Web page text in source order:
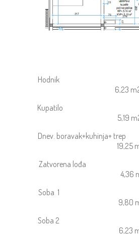
6,23
5,19
Dnev.
19,25
Zatvorena
4,36
9,80
6,23